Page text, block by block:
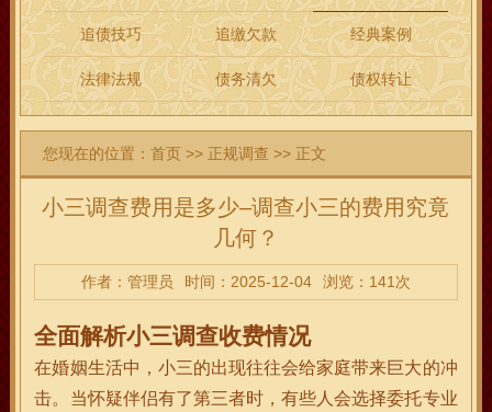
追债技巧 追缴欠款 经典案例
法律法规 债务清欠 债权转让
您现在的位置：首页 >> 正规调查 >> 正文
小三调查费用是多少–调查小三的费用究竟
几何？
作者：管理员 时间：2025-12-04 浏览：141次
全面解析小三调查收费情况
在婚姻生活中，小三的出现往往会给家庭带来巨大的冲
击。当怀疑伴侣有了第三者时，有些人会选择委托专业